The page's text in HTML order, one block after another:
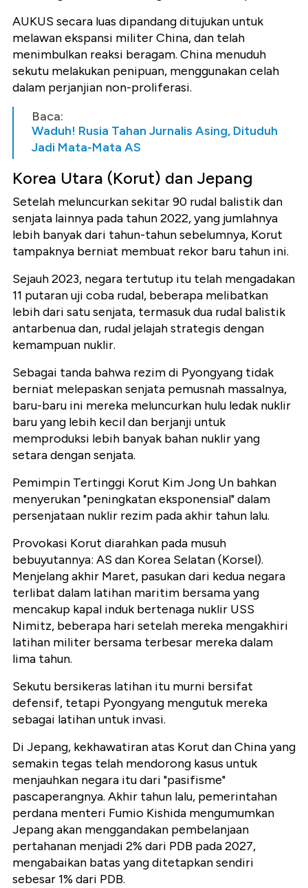
AUKUS secara luas dipandang ditujukan untuk
melawan ekspansi militer China, dan telah
menimbulkan reaksi beragam. China menuduh
sekutu melakukan penipuan, menggunakan celah
dalam perjanjian non-proliferasi.
Baca:
Waduh! Rusia Tahan Jurnalis Asing, Dituduh
Jadi Mata-Mata AS
Korea Utara (Korut) dan Jepang
Setelah meluncurkan sekitar 90 rudal balistik dan
senjata lainnya pada tahun 2022, yang jumlahnya
lebih banyak dari tahun-tahun sebelumnya, Korut
tampaknya berniat membuat rekor baru tahun ini.
Sejauh 2023, negara tertutup itu telah mengadakan
11 putaran uji coba rudal, beberapa melibatkan
lebih dari satu senjata, termasuk dua rudal balistik
antarbenua dan, rudal jelajah strategis dengan
kemampuan nuklir.
Sebagai tanda bahwa rezim di Pyongyang tidak
berniat melepaskan senjata pemusnah massalnya,
baru-baru ini mereka meluncurkan hulu ledak nuklir
baru yang lebih kecil dan berjanji untuk
memproduksi lebih banyak bahan nuklir yang
setara dengan senjata.
Pemimpin Tertinggi Korut Kim Jong Un bahkan
menyerukan "peningkatan eksponensial" dalam
persenjataan nuklir rezim pada akhir tahun lalu.
Provokasi Korut diarahkan pada musuh
bebuyutannya: AS dan Korea Selatan (Korsel).
Menjelang akhir Maret, pasukan dari kedua negara
terlibat dalam latihan maritim bersama yang
mencakup kapal induk bertenaga nuklir USS
Nimitz, beberapa hari setelah mereka mengakhiri
latihan militer bersama terbesar mereka dalam
lima tahun.
Sekutu bersikeras latihan itu murni bersifat
defensif, tetapi Pyongyang mengutuk mereka
sebagai latihan untuk invasi.
Di Jepang, kekhawatiran atas Korut dan China yang
semakin tegas telah mendorong kasus untuk
menjauhkan negara itu dari "pasifisme"
pascaperangnya. Akhir tahun lalu, pemerintahan
perdana menteri Fumio Kishida mengumumkan
Jepang akan menggandakan pembelanjaan
pertahanan menjadi 2% dari PDB pada 2027,
mengabaikan batas yang ditetapkan sendiri
sebesar 1% dari PDB.